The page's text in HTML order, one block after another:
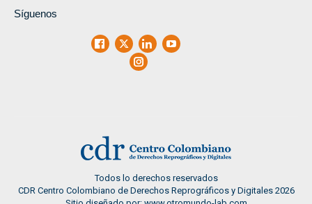
Síguenos
Facebook
X LinkedInYoutube
Instagram
Todos lo derechos reservados
CDR Centro Colombiano de Derechos Reprográficos y Digitales 2026